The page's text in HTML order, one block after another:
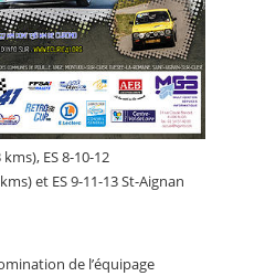
ES 8-10-12
et ES 9-11-13 St-Aignan
de l’équipage